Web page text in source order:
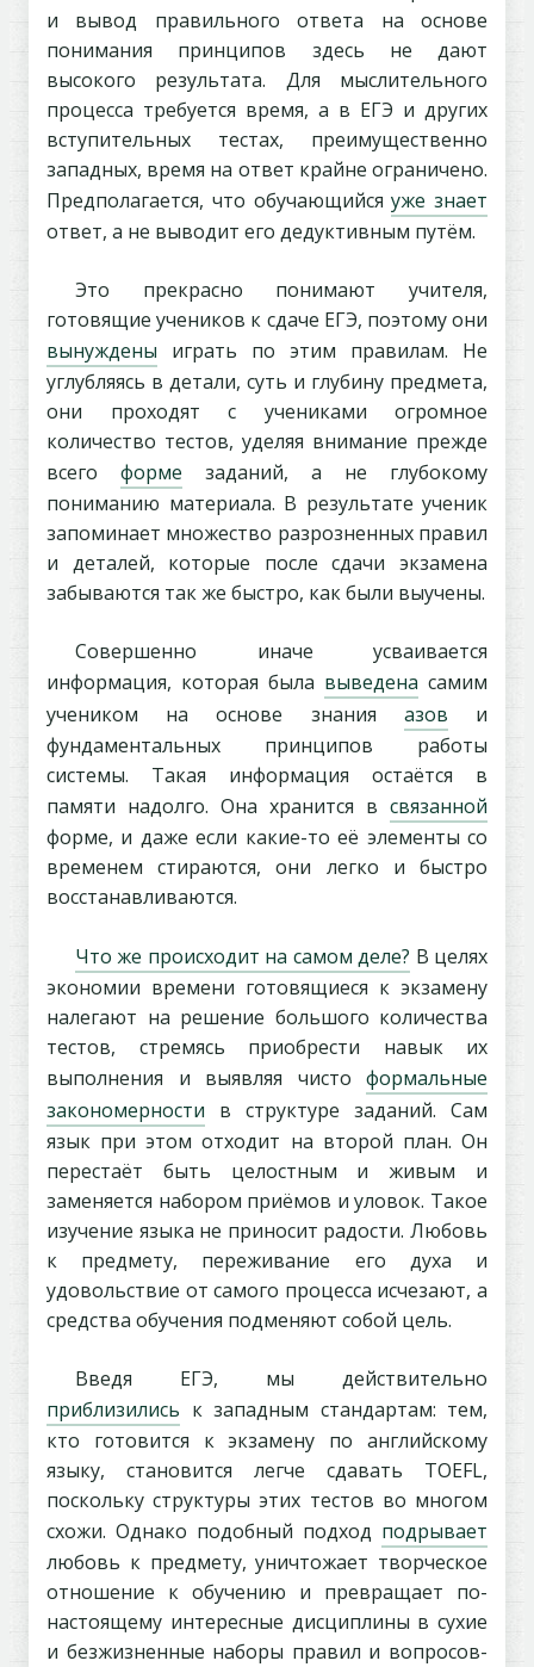
и вывод правильного ответа на основе
понимания принципов здесь не дают
высокого результата. Для мыслительного
процесса требуется время, а в ЕГЭ и других
вступительных тестах, преимущественно
западных, время на ответ крайне ограничено.
Предполагается, что обучающийсяуже знает
ответ, а не выводит его дедуктивным путём.
Это прекрасно понимают учителя,
готовящие учеников к сдаче ЕГЭ, поэтому они
вынуждены играть по этим правилам. Не
углубляясь в детали, суть и глубину предмета,
они проходят с учениками огромное
количество тестов, уделяя внимание прежде
всего форме заданий, а не глубокому
пониманию материала. В результате ученик
запоминает множество разрозненных правил
и деталей, которые после сдачи экзамена
забываются так же быстро, как были выучены.
Совершенно иначе усваивается
информация, которая была выведена самим
учеником на основе знания азов и
фундаментальных принципов работы
системы. Такая информация остаётся в
памяти надолго. Она хранится в связанной
форме, и даже если какие-то её элементы со
временем стираются, они легко и быстро
восстанавливаются.
Что же происходит на самом деле? В целях
экономии времени готовящиеся к экзамену
налегают на решение большого количества
тестов, стремясь приобрести навык их
выполнения и выявляя чисто формальные
закономерности в структуре заданий. Сам
язык при этом отходит на второй план. Он
перестаёт быть целостным и живым и
заменяется набором приёмов и уловок. Такое
изучение языка не приносит радости. Любовь
к предмету, переживание его духа и
удовольствие от самого процесса исчезают, а
средства обучения подменяют собой цель.
Введя ЕГЭ, мы действительно
приблизились к западным стандартам: тем,
кто готовится к экзамену по английскому
языку, становится легче сдавать TOEFL,
поскольку структуры этих тестов во многом
схожи. Однако подобный подход подрывает
любовь к предмету, уничтожает творческое
отношение к обучению и превращает по-
настоящему интересные дисциплины в сухие
и безжизненные наборы правил и вопросов-